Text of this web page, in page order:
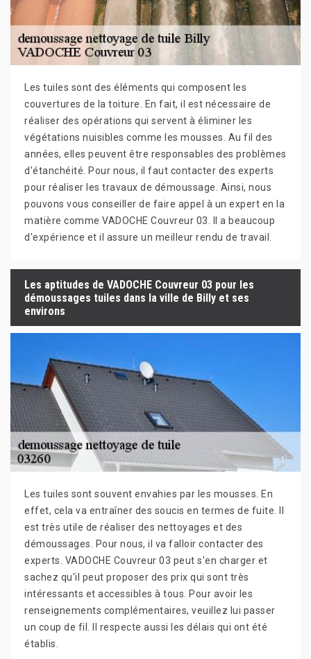
Les tuiles sont des éléments qui composent les
couvertures de la toiture. En fait, il est nécessaire de
réaliser des opérations qui servent à éliminer les
végétations nuisibles comme les mousses. Au fil des
années, elles peuvent être responsables des problèmes
d'étanchéité. Pour nous, il faut contacter des experts
pour réaliser les travaux de démoussage. Ainsi, nous
pouvons vous conseiller de faire appel à un expert en la
matière comme VADOCHE Couvreur 03. Il a beaucoup
d'expérience et il assure un meilleur rendu de travail.
Les aptitudes de VADOCHE Couvreur 03 pour les
démoussages tuiles dans la ville de Billy et ses
environs
Les tuiles sont souvent envahies par les mousses. En
effet, cela va entraîner des soucis en termes de fuite. Il
est très utile de réaliser des nettoyages et des
démoussages. Pour nous, il va falloir contacter des
experts. VADOCHE Couvreur 03 peut s'en charger et
sachez qu'il peut proposer des prix qui sont très
intéressants et accessibles à tous. Pour avoir les
renseignements complémentaires, veuillez lui passer
un coup de fil. Il respecte aussi les délais qui ont été
établis.